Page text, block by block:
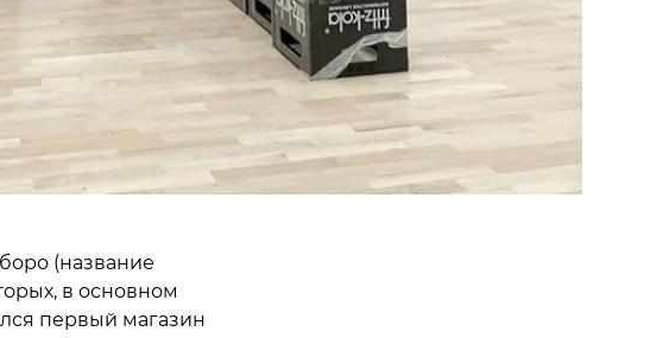
(название
в основном
первый магазин